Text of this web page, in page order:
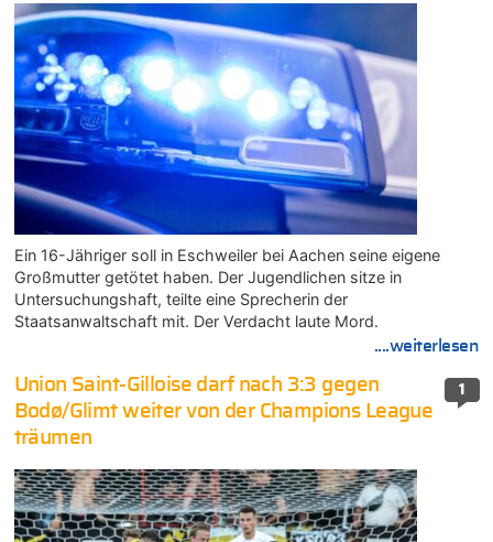
Ein 16-Jähriger soll in Eschweiler bei Aachen seine eigene
Großmutter getötet haben. Der Jugendlichen sitze in
Untersuchungshaft, teilte eine Sprecherin der
Staatsanwaltschaft mit. Der Verdacht laute Mord.
....weiterlesen
1
Union Saint-Gilloise darf nach 3:3 gegen
Bodø/Glimt weiter von der Champions League
träumen